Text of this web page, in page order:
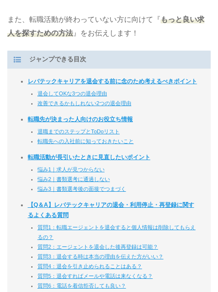
また、転職活動が終わっていない方に向けて『もっと良い求
人を探すための方法』をお伝えします！
ジャンプできる目次
レバテックキャリアを退会する前に念のため考えるべきポイント
退会してOKな3つの退会理由
改善できるかもしれない2つの退会理由
転職先が決まった人向けのお役立ち情報
退職までのステップとToDoリスト
転職先への入社前に知っておきたいこと
転職活動が長引いたときに見直したいポイント
悩み1｜求人が見つからない
悩み2｜書類選考に通過しない
悩み3｜書類選考後の面接でつまづく
【Q＆A】レバテックキャリアの退会・利用停止・再登録に関す
るよくある質問
質問1：転職エージェントを退会すると個人情報は削除してもらえ
るの？
質問2：エージェントを退会した後再登録は可能？
質問3：退会する時は本当の理由を伝えた方がいい？
質問4：退会を引き止められることはある？
質問5：退会すればメールや電話は来なくなる？
質問6：電話を着信拒否しても良い？